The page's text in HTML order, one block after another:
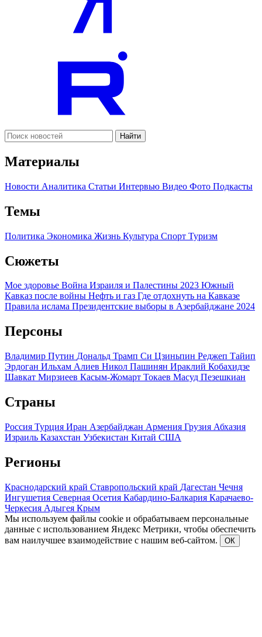
Найти
Материалы
Новости Аналитика Статьи Интервью Видео Фото Подкасты
Темы
Политика Экономика Жизнь Культура Спорт Туризм
Сюжеты
Мое здоровье Война Израиля и Палестины 2023 Южный
Кавказ после войны Нефть и газ Где отдохнуть на Кавказе
Правила ислама Президентские выборы в Азербайджане 2024
Персоны
Владимир Путин Дональд Трамп Си Цзиньпин Реджеп Тайип
Эрдоган Ильхам Алиев Никол Пашинян Ираклий Кобахидзе
Шавкат Мирзиеев Касым-Жомарт Токаев Масуд Пезешкиан
Страны
Россия Турция Иран Азербайджан Армения Грузия Абхазия
Израиль Казахстан Узбекистан Китай США
Регионы
Краснодарский край Ставропольский край Дагестан Чечня
Ингушетия Северная Осетия Кабардино-Балкария Карачаево-
Черкесия Адыгея Крым
Мы используем файлы cookie и обрабатываем персональные
данные с использованием Яндекс Метрики, чтобы обеспечить
вам наилучшее взаимодействие с нашим веб-сайтом.
ОК